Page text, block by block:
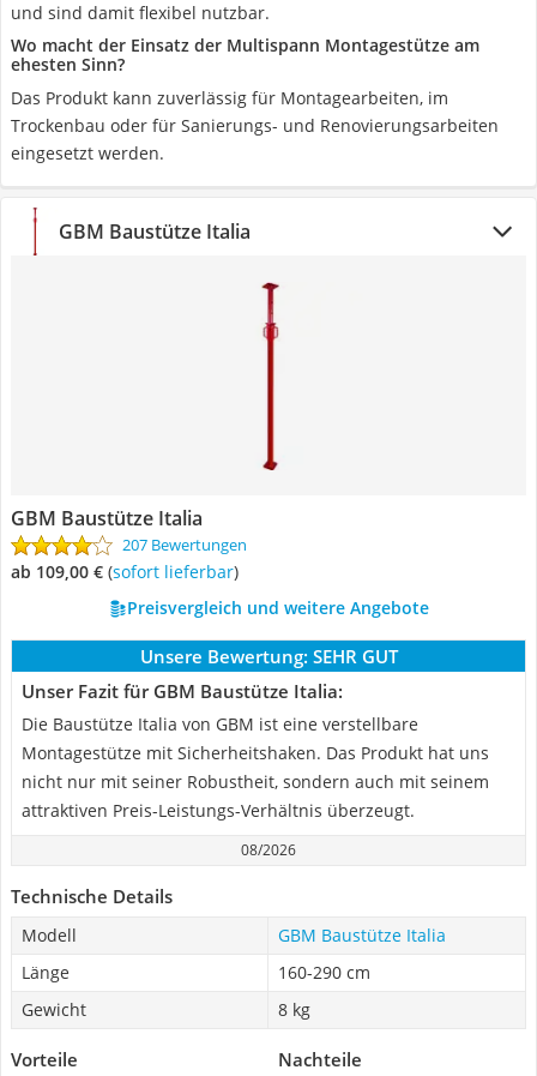
und sind damit flexibel nutzbar.
Wo macht der Einsatz der Multispann Montagestütze am
ehesten Sinn?
Das Produkt kann zuverlässig für Montagearbeiten, im
Trockenbau oder für Sanierungs- und Renovierungsarbeiten
eingesetzt werden.
GBM Baustütze Italia
GBM Baustütze Italia
207 Bewertungen
ab 109,00 € ( Sofort lieferbar)
Preisvergleich und weitere Angebote
Unsere Bewertung: SEHR GUT
Unser Fazit für GBM Baustütze Italia:
Die Baustütze Italia von GBM ist eine verstellbare
Montagestütze mit Sicherheitshaken. Das Produkt hat uns
nicht nur mit seiner Robustheit, sondern auch mit seinem
attraktiven Preis-Leistungs-Verhältnis überzeugt.
08/2026
Technische Details
Modell
GBM Baustütze Italia
Länge
160-290 cm
Gewicht
8 kg
Vorteile Nachteile